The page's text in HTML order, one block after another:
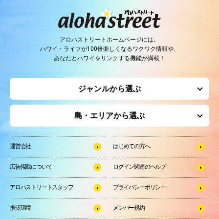
アロハストリートホームページには、
ハワイ・ライフが100倍楽しくなるワクワク情報や、
あなたとハワイをリンクする機能が満載！
ジャンルから選ぶ
島・エリアから選ぶ
運営会社 はじめての方へ
広告掲載について ログイン関連のヘルプ
アロハストリートスタッフ プライバシーポリシー
推奨環境 メンバー規約